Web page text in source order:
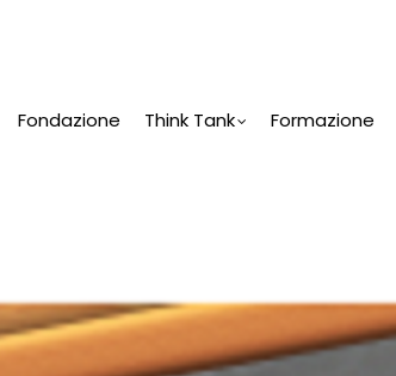
Fondazione Think Tank Formazione